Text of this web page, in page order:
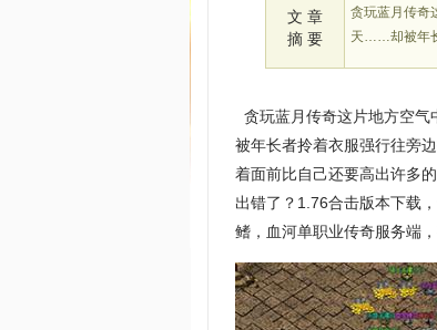
文 章
摘 要
贪玩蓝月传奇
天……却被年
贪玩蓝月传奇这片地方空
被年长者拎着衣服强行往旁
着面前比自己还要高出许多
出错了？1.76合击版本下载
鳍，血河单职业传奇服务端